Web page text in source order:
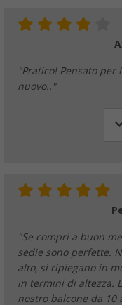
"Pratico! Pensato
nuovo.."
"Se compri a buon
sedie sono perfette.
alto, si ripiegano in
in termini di altezza.
nostro balcone da 10